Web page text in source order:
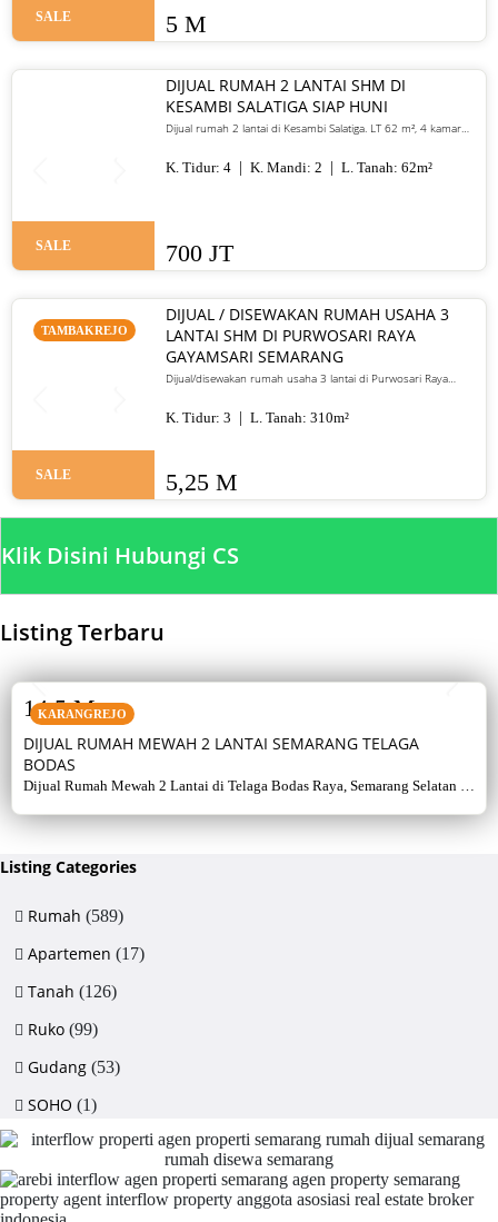
SALE 5 M
SALE
DIJUAL RUMAH 2 LANTAI SHM DI
KESAMBI SALATIGA SIAP HUNI
Dijual rumah 2 lantai di Kesambi Salatiga. LT 62 m², 4 kamar
K. Tidur: 4 K. Mandi: 2 L. Tanah: 62m²
700 JT
TAMBAKREJO
SALE
DIJUAL / DISEWAKAN RUMAH USAHA 3
LANTAI SHM DI PURWOSARI RAYA
GAYAMSARI SEMARANG
Dijual/disewakan rumah usaha 3 lantai di Purwosari Raya
utama. Jual 5,25 M / sewa 135 juta per tahun.
K. Tidur: 3 L. Tanah: 310m²
5,25 M
Klik Disini Hubungi CS
Listing Terbaru
KARANGREJO
DIJUAL RUMAH MEWAH 2 LANTAI SEMARANG TELAGA
BODAS
Dijual Rumah Mewah 2 Lantai di Telaga Bodas Raya, Semarang Selatan –
listrik 5500 watt, air artetis. Lingkungan asri & strategis.
14,5 M
Listing Categories
Rumah (589)
Apartemen (17)
Tanah (126)
Ruko (99)
Gudang (53)
SOHO (1)